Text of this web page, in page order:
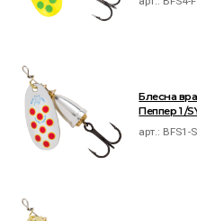
Блесна
Пеппер 1 /
арт.: BFS1-